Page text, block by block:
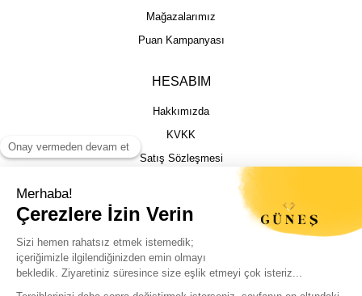
Mağazalarımız
Puan Kampanyası
HESABIM
Hakkımızda
KVKK
Satış Sözleşmesi
İptal İade Şartları
Kargo Takibi